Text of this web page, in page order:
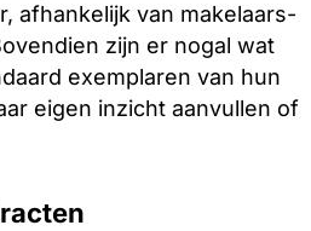
afhankelijk van make­laars-
zijn er nogal wat
exemplaren van hun
eigen inzicht aanvullen of